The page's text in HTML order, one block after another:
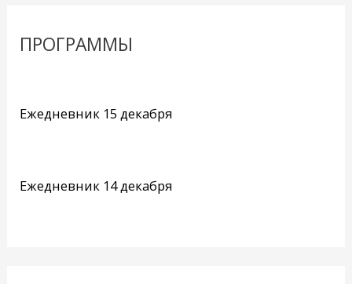
ПРОГРАММЫ
Ежедневник 15 декабря
Ежедневник 14 декабря